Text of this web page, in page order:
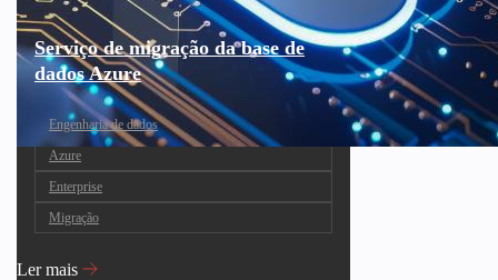
Serviço de migração da base de
dados Azure
Engenharia de dados
Azure
Enterprise
Migração
Ler mais